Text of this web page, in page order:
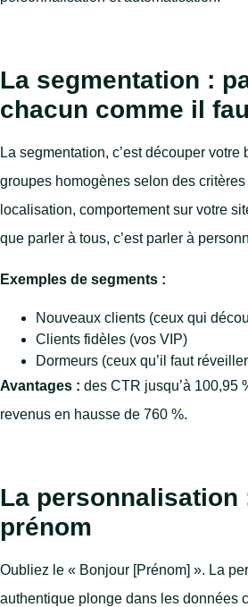
La segmentation :
chacun comme il
La segmentation, c’est découper votre
groupes homogènes selon des critères
localisation, comportement sur votre
que parler à tous, c’est parler à
Exemples de segments :
Nouveaux clients (ceux qui
Clients fidèles (vos VIP)
Dormeurs (ceux qu’il faut
Avantages : des CTR jusqu’à 100,95
revenus en hausse de 760 %.
La personnalisation
prénom
Oubliez le « Bonjour [Prénom] ». La
authentique plonge dans les données